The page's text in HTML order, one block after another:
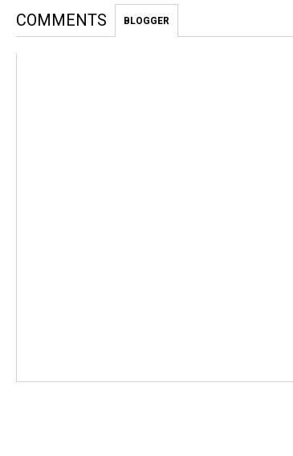
COMMENTS BLOGGER